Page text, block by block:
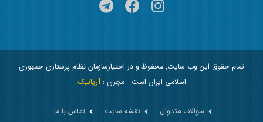
تمام حقوق این وب سایت, محفوظ و در اختیارسازمان نظام پرستاری جمهوری
اسلامی ایران است
مجری :آریانیک
سوالات متدوال نقشه سایت تماس با ما